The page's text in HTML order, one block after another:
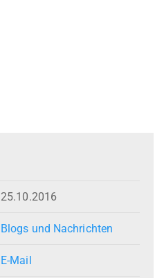
25.10.2016
Blogs und Nachrichten
E-Mail